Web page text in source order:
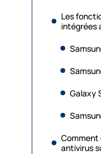
Les
intégrées
Galaxy
Comment
antivirus